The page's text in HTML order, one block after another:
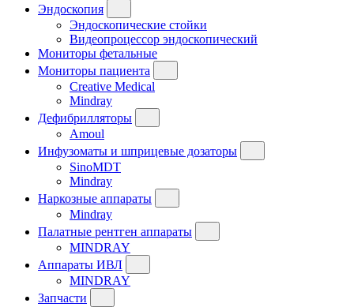
Эндоскопия
Эндоскопические стойки
Видеопроцессор эндоскопический
Мониторы фетальные
Мониторы пациента
Creative Medical
Mindray
Дефибрилляторы
Amoul
Инфузоматы и шприцевые дозаторы
SinoMDT
Mindray
Наркозные аппараты
Mindray
Палатные рентген аппараты
MINDRAY
Аппараты ИВЛ
MINDRAY
Запчасти